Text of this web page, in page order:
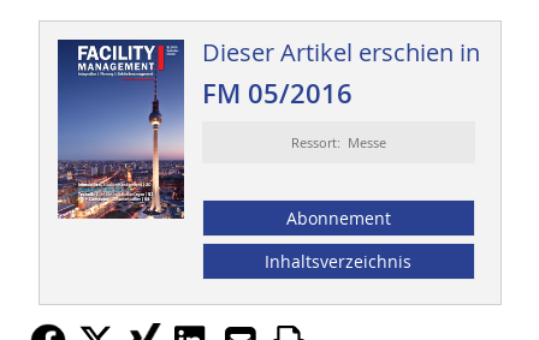
Dieser Artikel erschien in
FM 05/2016
Ressort: Messe
Abonnement
Inhaltsverzeichnis